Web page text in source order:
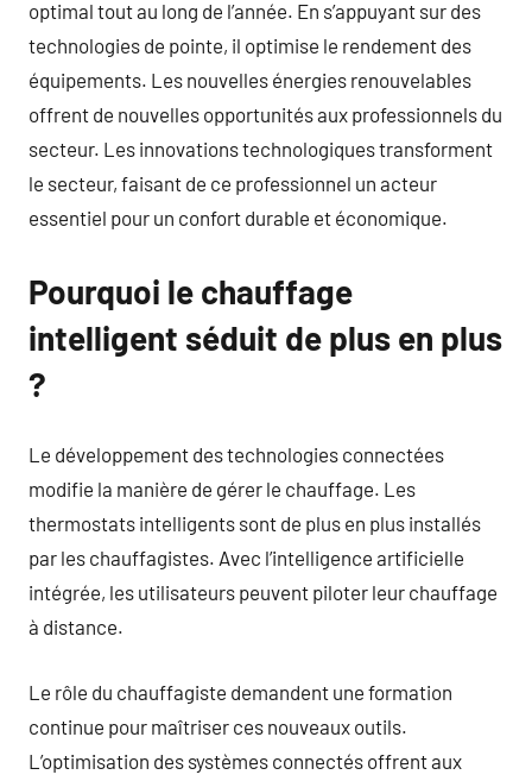
optimal tout au long de l’année. En s’appuyant sur des
technologies de pointe, il optimise le rendement des
équipements. Les nouvelles énergies renouvelables
offrent de nouvelles opportunités aux professionnels du
secteur. Les innovations technologiques transforment
le secteur, faisant de ce professionnel un acteur
essentiel pour un confort durable et économique.
Pourquoi le chauffage
intelligent séduit de plus en plus
?
Le développement des technologies connectées
modifie la manière de gérer le chauffage. Les
thermostats intelligents sont de plus en plus installés
par les chauffagistes. Avec l’intelligence artificielle
intégrée, les utilisateurs peuvent piloter leur chauffage
à distance.
Le rôle du chauffagiste demandent une formation
continue pour maîtriser ces nouveaux outils.
L’optimisation des systèmes connectés offrent aux